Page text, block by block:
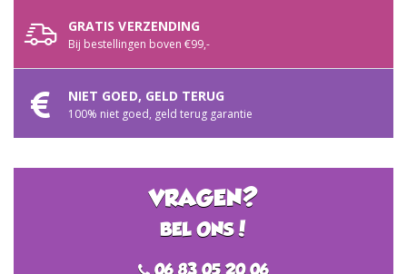
GRATIS VERZENDING
Bij bestellingen boven €99,-
NIET GOED, GELD TERUG
100% niet goed, geld terug garantie
VRAGEN?
BEL ONS!